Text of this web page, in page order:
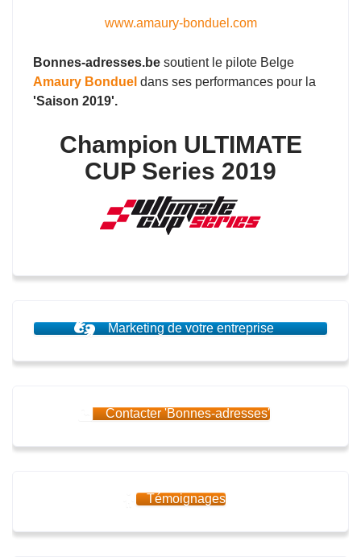
www.amaury-bonduel.com
Bonnes-adresses.be soutient le pilote Belge
Amaury Bonduel dans ses performances pour la
'Saison 2019'.
Champion ULTIMATE
CUP Series 2019
Marketing de votre entreprise
Contacter 'Bonnes-adresses'
Témoignages